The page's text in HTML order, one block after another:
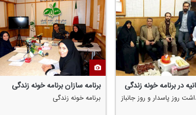
خونه زندگی عوامل برنامه خونه زندگی
برنامه خونه زندگی، كاری از گروه خانواده